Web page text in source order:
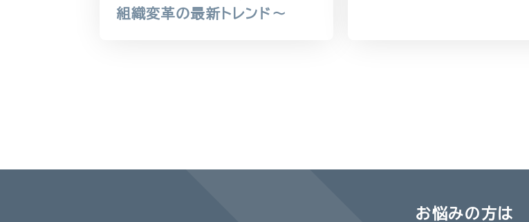
組織変革の最新トレンド〜
お悩みの方は